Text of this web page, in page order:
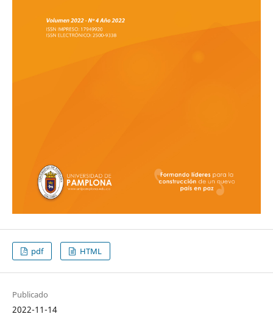
pdf HTML
Publicado
2022-11-14